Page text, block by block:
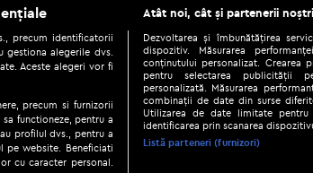
Be social
Copyright © 2026 / DIGI ROMANIA
și condiții|Politica de confidențialitate|
precum identificatorii
gestiona alegerile dvs.
Aceste alegeri vor fi
precum si furnizorii
functioneze, pentru a
profilul dvs., pentru a
pe website. Beneficiati
cu caracter personal.
Atât noi, cât și partenerii
Dezvoltarea și îmbunătățirea
dispozitiv. Măsurarea
conținutului personalizat. Crearea
pentru selectarea publicității
personalizată. Măsurarea
combinații de date din surse
Utilizarea de date limitate
identificarea prin scanarea
Listă parteneri (furnizori)